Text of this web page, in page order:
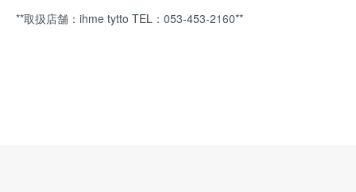
**取扱店舗：ihme tytto TEL：053-453-2160**